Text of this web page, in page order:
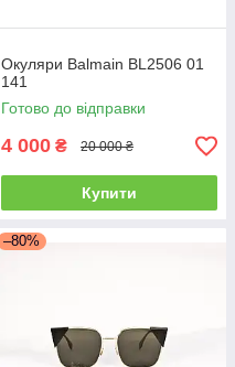
Окуляри Balmain BL2506 01
141
Готово до відправки
4 000 ₴ 20 000 ₴
Купити
–80%